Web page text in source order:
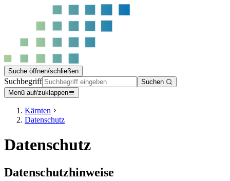
Suche öffnen/schließen
Suchbegriff
Suchen
Menü auf/zuklappen
Kärnten
Datenschutz
Datenschutz
Datenschutzhinweise